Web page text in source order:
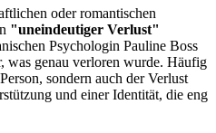
oder romantischen
"uneindeutiger Verlust"
Psychologin Pauline Boss
was genau verloren wurde. Häufig
sondern auch der Verlust
und einer Identität, die eng